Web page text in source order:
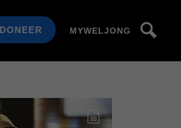
DONEER MYWELJONG